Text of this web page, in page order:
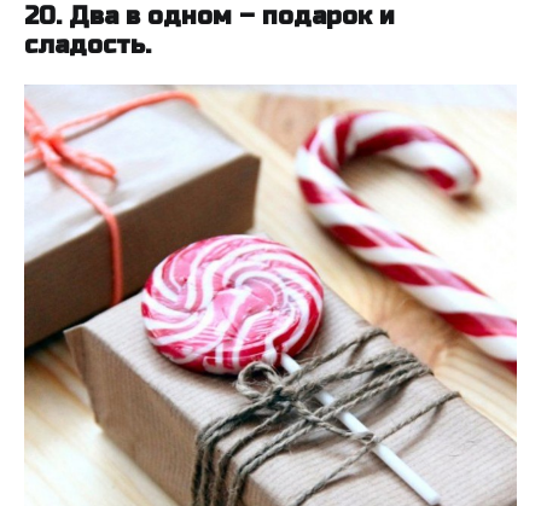
20. Два в одном – подарок и
сладость.